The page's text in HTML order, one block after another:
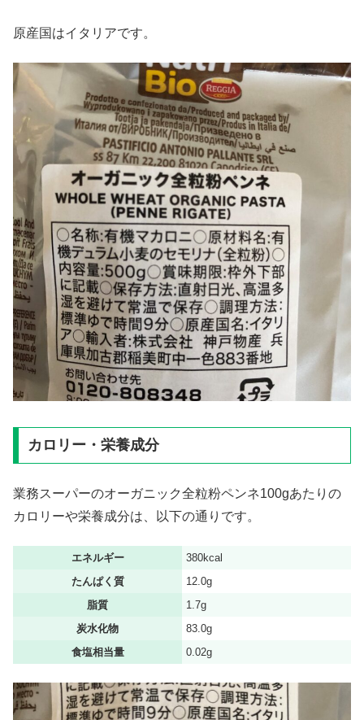
原産国はイタリアです。
カロリー・栄養成分
業務スーパーのオーガニック全粒粉ペンネ100gあたりの
カロリーや栄養成分は、以下の通りです。
エネルギー
380kcal
たんぱく質
12.0g
脂質
1.7g
炭水化物
83.0g
食塩相当量
0.02g